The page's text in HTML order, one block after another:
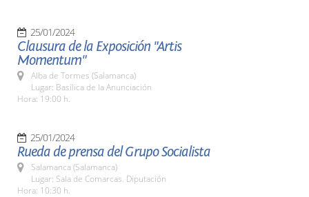
25/01/2024
Clausura de la Exposición "Artis
Momentum"
Alba de Tormes (Salamanca)
Lugar: Basílica de la Anunciación
Hora: 19:00 h.
25/01/2024
Rueda de prensa del Grupo Socialista
Salamanca (Salamanca)
Lugar: Sala de Comarcas. Diputación
Hora: 10:30 h.